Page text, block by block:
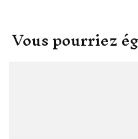
Vous pourriez